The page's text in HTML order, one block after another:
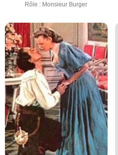
Rôle : Monsieur Burger